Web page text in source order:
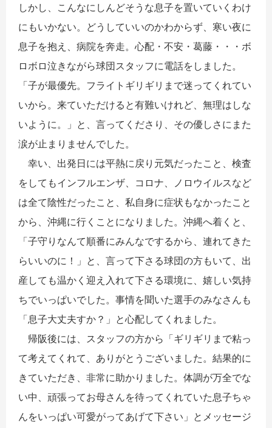
しかし、こんなにしんどそうな息子を置いていくわけ
にもいかない。どうしていいのかわからず、寒い夜に
息子を抱え、病院を奔走。心配・不安・葛藤・・・ボ
ロボロ泣きながら球団スタッフに電話をしました。
「子が最優先。フライトギリギリまで迷ってくれてい
いから。来ていただけると有難いけれど、無理はしな
いように。」と、言ってくださり、その優しさにまた
涙が止まりませんでした。
幸い、出発日には平熱に戻り元気だったこと、検査
をしてもインフルエンザ、コロナ、ノロウイルスなど
は全て陰性だったこと、私自身に症状もなかったこと
から、沖縄に行くことになりました。沖縄へ着くと、
「子守りなんて順番にみんなでするから、連れてきた
らいいのに！」と、言って下さる球団の方もいて、出
産しても温かく迎え入れて下さる環境に、嬉しい気持
ちでいっぱいでした。事情を聞いた選手のみなさんも
「息子大丈夫すか？」と心配してくれました。
帰阪後には、スタッフの方から「ギリギリまで粘っ
て考えてくれて、ありがとうございました。結果的に
きていただき、非常に助かりました。体調が万全でな
い中、頑張ってお母さんを待ってくれていた息子ちゃ
んをいっぱい可愛がってあげて下さい」とメッセージ